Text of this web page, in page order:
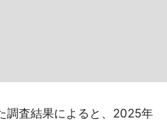
調査結果によると、2025年